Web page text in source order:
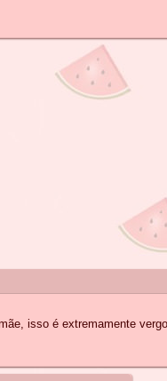
isso é extremamente